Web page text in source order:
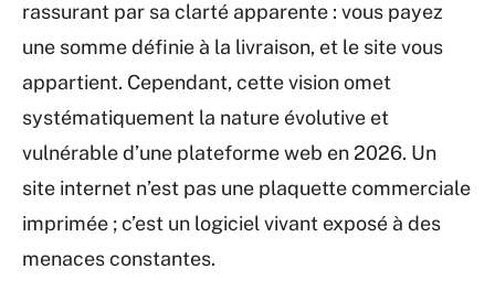
rassurant par sa clarté apparente : vous payez
une somme définie à la livraison, et le site vous
appartient. Cependant, cette vision omet
systématiquement la nature évolutive et
vulnérable d’une plateforme web en 2026. Un
site internet n’est pas une plaquette commerciale
imprimée ; c’est un logiciel vivant exposé à des
menaces constantes.